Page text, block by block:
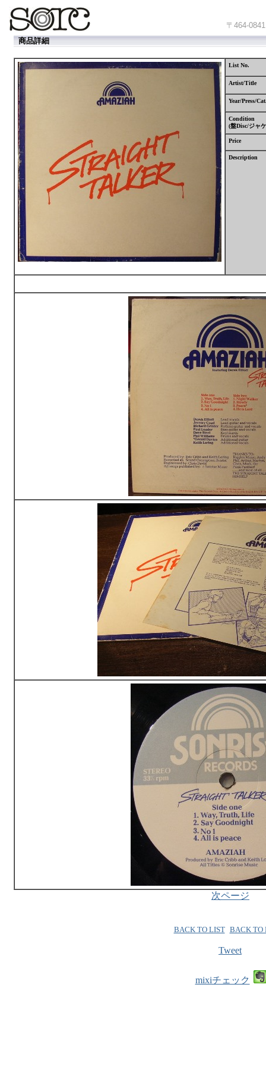
〒464-
商品詳細
List No.
Artist/Title
Year/Press/
Condition
(盤Disc/ジャ
Price
Description
次ページ
BACK TO LIST BACK TO
Tweet
mixiチェック